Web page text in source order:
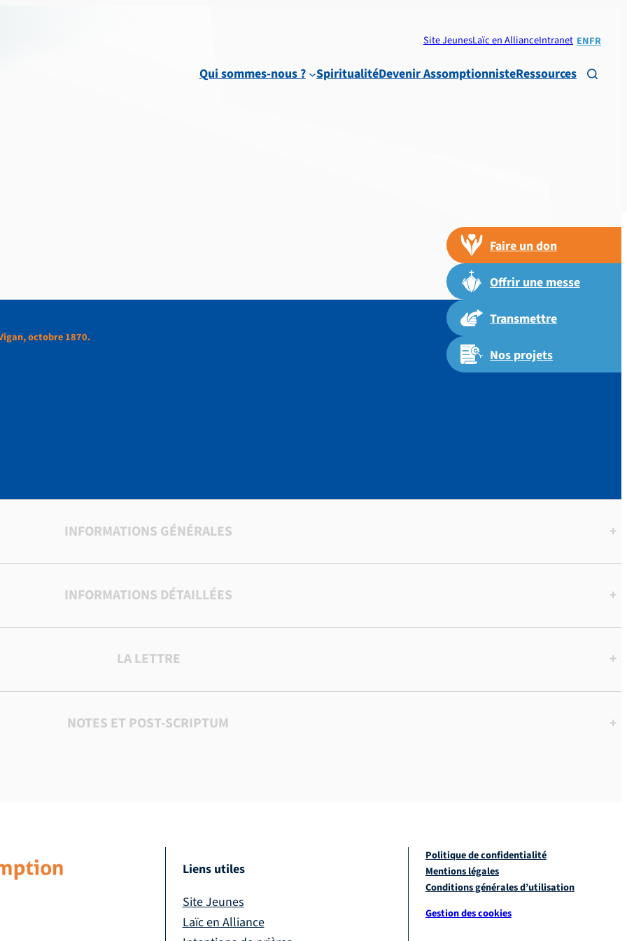
Site JeunesLaïc en AllianceIntranet ENFR
Qui sommes-nous ? SpiritualitéDevenir AssomptionnisteRessources 
Faire un don
Offrir une messe
Transmettre
Nos projets
octobre 1870.
INFORMATIONS GÉNÉRALES +
INFORMATIONS DÉTAILLÉES +
LA LETTRE +
NOTES ET POST-SCRIPTUM +
Liens utiles
Site Jeunes
Laïc en Alliance
Politique de confidentialité
Mentions légales
Conditions générales d’utilisation
Gestion des cookies